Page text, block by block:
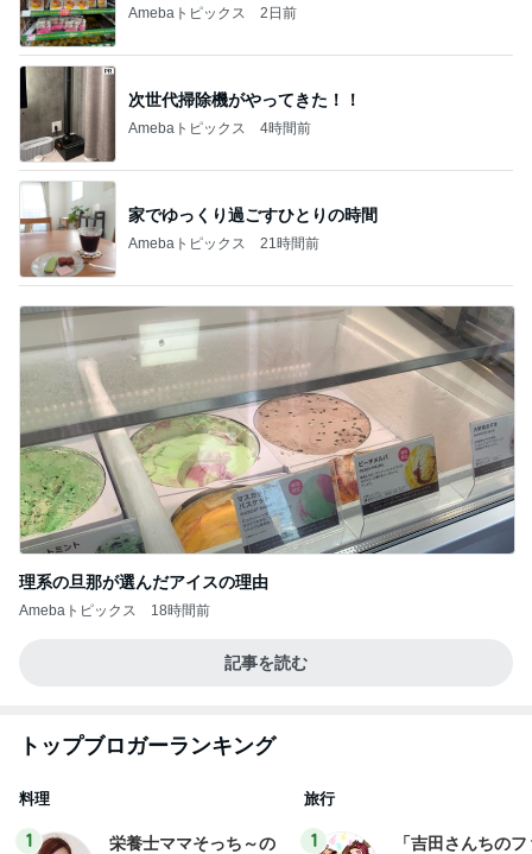
Amebaトピックス 2日前
次世代掃除機がやってきた！！
Amebaトピックス 4時間前
家でゆっくり過ごすひとりの時間
Amebaトピックス 21時間前
理系の旦那が選んだアイスの理由
Amebaトピックス 18時間前
記事を読む
トップブロガーランキング
料理
1
栄養士ママそっち～の
旅行
1
「吉田さんちの